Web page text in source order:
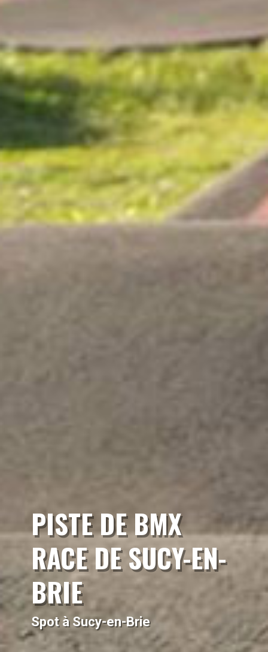
PISTE DE BMX
RACE DE SUCY-EN-
BRIE
Spot à Sucy-en-Brie